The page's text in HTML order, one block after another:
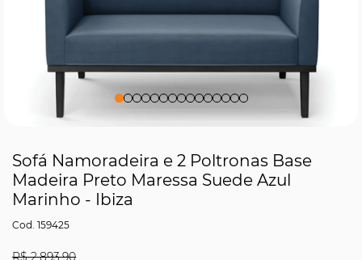
Sofá Namoradeira e 2 Poltronas Base
Madeira Preto Maressa Suede Azul
Marinho - Ibiza
159425
R$ 2.893,90